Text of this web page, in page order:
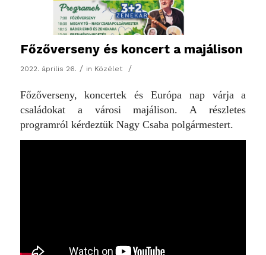
Főzőverseny és koncert a majálison
2022. április 26. / in Közélet /
Főzőverseny, koncertek és Európa nap várja a
családokat a városi majálison. A részletes
programról kérdeztük Nagy Csaba polgármestert.